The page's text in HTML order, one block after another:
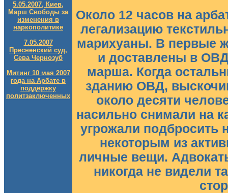
5.05.2007, Киев,
Марш Свободы за
изменения в
наркополитике
7.05.2007
Пресненский суд,
Сева Чернозуб
Митинг 10 мая 2007
года на Арбате в
поддержку
политзаключенных
Около 12 часов на
легализацию
марихуаны. В первые
и доставлены в
марша. Когда
зданию ОВД,
около десяти
насильно снимали на
угрожали подбросить
некоторым из
личные вещи.
никогда не видели